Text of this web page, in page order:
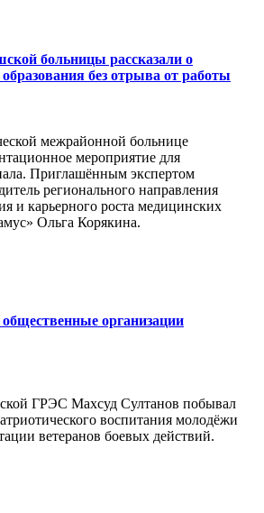
больницы рассказали о
без отрыва от работы
межрайонной больнице
мероприятие для
Приглашённым экспертом
регионального направления
и карьерного роста медицинских
Ольга Корякина.
организации
ГРЭС Махсуд Султанов побывал
воспитания молодёжи
ветеранов боевых действий.